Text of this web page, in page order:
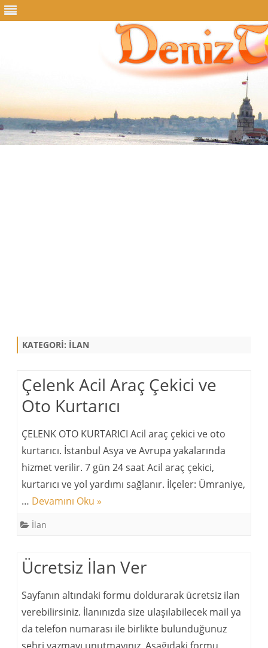
KATEGORI: İLAN
Çelenk Acil Araç Çekici ve
Oto Kurtarıcı
ÇELENK OTO KURTARICI Acil araç çekici ve oto
kurtarıcı. İstanbul Asya ve Avrupa yakalarında
hizmet verilir. 7 gün 24 saat Acil araç çekici,
kurtarıcı ve yol yardımı sağlanır. İlçeler: Ümraniye,
… Devamını Oku »
İlan
Ücretsiz İlan Ver
Sayfanın altındaki formu doldurarak ücretsiz ilan
verebilirsiniz. İlanınızda size ulaşılabilecek mail ya
da telefon numarası ile birlikte bulunduğunuz